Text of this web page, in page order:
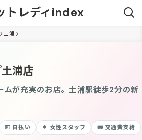
トレディindex
土浦
浦店
ムが充実のお店。土浦駅徒歩2分の新
💴 日払い 👩 女性スタッフ 🚃 交通費支給